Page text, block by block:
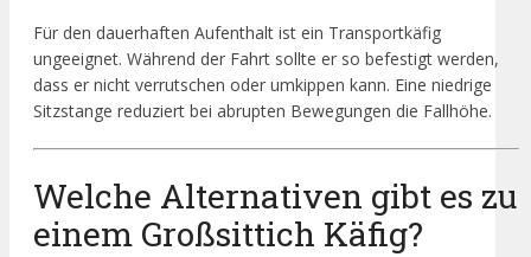
Für den dauerhaften Aufenthalt ist ein Transportkäfig
ungeeignet. Während der Fahrt sollte er so befestigt werden,
dass er nicht verrutschen oder umkippen kann. Eine niedrige
Sitzstange reduziert bei abrupten Bewegungen die Fallhöhe.
Welche Alternativen gibt es zu
einem Großsittich Käfig?